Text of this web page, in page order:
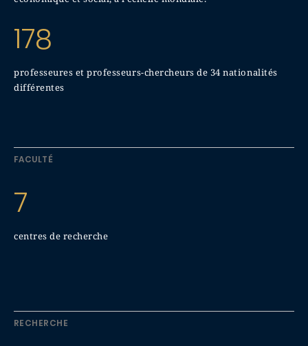
178
professeures et professeurs-chercheurs de 34 nationalités
différentes
FACULTÉ
7
centres de recherche
RECHERCHE